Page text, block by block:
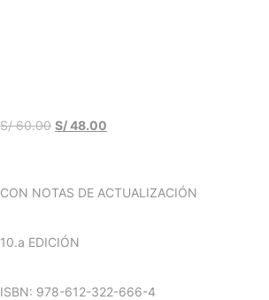
S/60.00 S/48.00
CON NOTAS DE ACTUALIZACIÓN
10.a EDICIÓN
ISBN: 978-612-322-666-4